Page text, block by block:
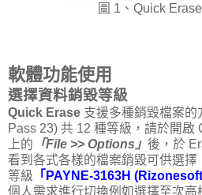
圖 1、Quick
軟體功能使用
選擇資料銷毀等級
Quick Erase 支援多種銷毀檔案的
Pass 23) 共 12 種等級，請於開啟
上的 「File >> Options」 後，於
看到各式各樣的檔案銷毀可供選
等級 「PAYNE-3163H
個人需求進行切換例如選擇至次